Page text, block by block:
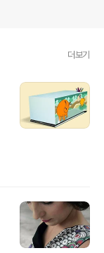
더보기